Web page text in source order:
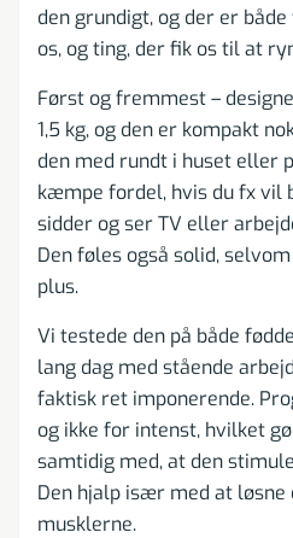
den grundigt, og der er
os, og ting, der fik os til at
Først og fremmest –
1,5 kg, og den er kompakt
den med rundt i huset eller
kæmpe fordel, hvis du fx vil
sidder og ser TV eller
Den føles også solid,
plus.
Vi testede den på både
lang dag med stående
faktisk ret imponerende.
og ikke for intenst, hvilket
samtidig med, at den
Den hjalp især med at
musklerne.